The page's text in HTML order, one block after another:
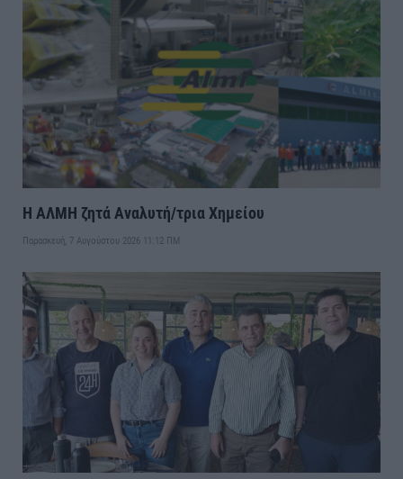
Η ΑΛΜΗ ζητά Αναλυτή/τρια Χημείου
Παρασκευή, 7 Αυγούστου 2026 11:12 ΠΜ